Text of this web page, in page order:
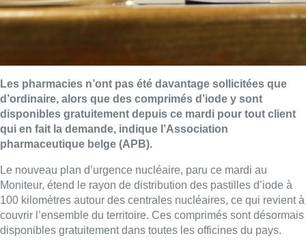
Les pharmacies n’ont pas été davantage sollicitées que
d’ordinaire, alors que des comprimés d’iode y sont
disponibles gratuitement depuis ce mardi pour tout client
qui en fait la demande, indique l’Association
pharmaceutique belge (APB).
Le nouveau plan d’urgence nucléaire, paru ce mardi au
Moniteur, étend le rayon de distribution des pastilles d’iode à
100 kilomètres autour des centrales nucléaires, ce qui revient à
couvrir l’ensemble du territoire. Ces comprimés sont désormais
disponibles gratuitement dans toutes les officines du pays.